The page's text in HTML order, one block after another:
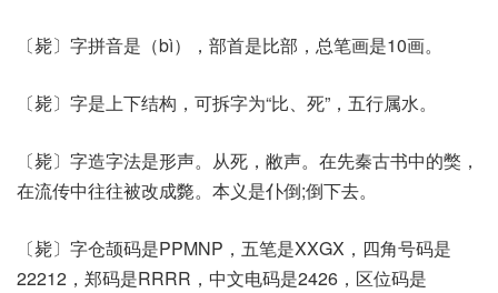
〔毙〕字拼音是（bì），部首是比部，总笔画是10画。
〔毙〕字是上下结构，可拆字为“比、死”，五行属水。
〔毙〕字造字法是形声。从死，敝声。在先秦古书中的獘，
在流传中往往被改成斃。本义是仆倒;倒下去。
〔毙〕字仓颉码是PPMNP，五笔是XXGX，四角号码是
22212，郑码是RRRR，中文电码是2426，区位码是